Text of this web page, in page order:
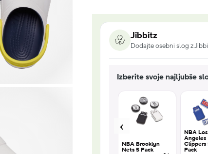
Jibbitz
Dodajte osebni slog z
Izberite svoje najljubše
UV Changing
Squish 5 Pack
NBA Brooklyn
Nets 5 Pack
NBA Los
Angeles
Clippers
Pack